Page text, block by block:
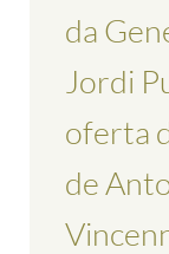
da
Jordi
oferta
de